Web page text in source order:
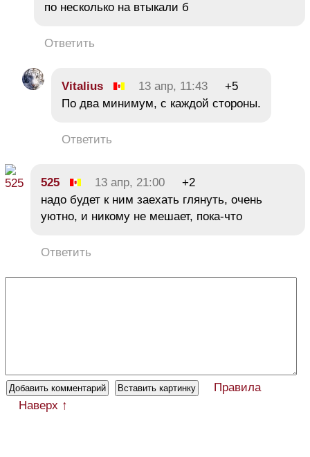
по несколько на втыкали б
Ответить
Vitalius 13 апр, 11:43
+5
По два минимум, с каждой стороны.
Ответить
525 13 апр, 21:00
+2
надо будет к ним заехать глянуть, очень
уютно, и никому не мешает, пока-что
Ответить
Правила
Наверх ↑